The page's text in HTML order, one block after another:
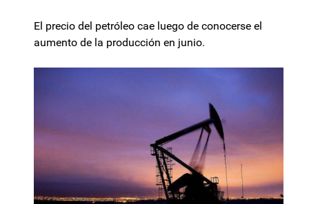
El precio del petróleo cae luego de conocerse el
aumento de la producción en junio.